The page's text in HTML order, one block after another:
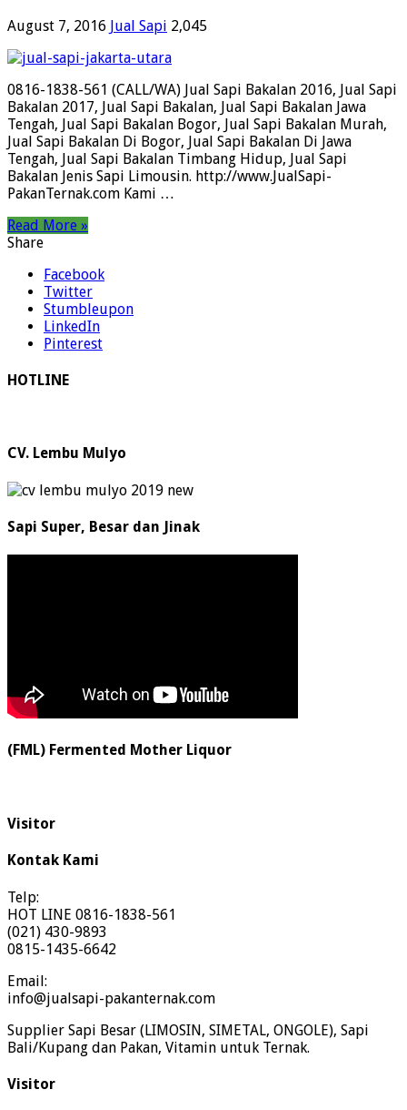
August 7, 2016 Jual Sapi 2,045
0816-1838-561 (CALL/WA) Jual Sapi Bakalan 2016, Jual Sapi
Bakalan 2017, Jual Sapi Bakalan, Jual Sapi Bakalan Jawa
Tengah, Jual Sapi Bakalan Bogor, Jual Sapi Bakalan Murah,
Jual Sapi Bakalan Di Bogor, Jual Sapi Bakalan Di Jawa
Tengah, Jual Sapi Bakalan Timbang Hidup, Jual Sapi
Bakalan Jenis Sapi Limousin. http://www.JualSapi-
PakanTernak.com Kami …
Read More »
Share
Facebook
Twitter
Stumbleupon
LinkedIn
Pinterest
HOTLINE
CV. Lembu Mulyo
Sapi Super, Besar dan Jinak
(FML) Fermented Mother Liquor
Visitor
Kontak Kami
Telp:
HOT LINE 0816-1838-561
(021) 430-9893
0815-1435-6642
Email:
info@jualsapi-pakanternak.com
Supplier Sapi Besar (LIMOSIN, SIMETAL, ONGOLE), Sapi
Bali/Kupang dan Pakan, Vitamin untuk Ternak.
Visitor